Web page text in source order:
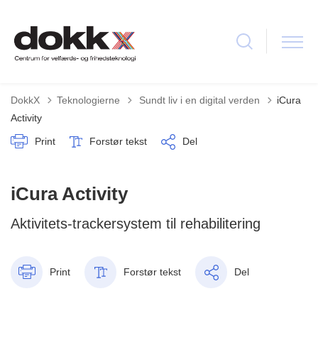
DokkX Teknologierne Tilbage til
Sundt liv i en digital verden
iCura
Activity
Print Forstør tekst Del
iCura Activity
Aktivitets-trackersystem til rehabilitering
Print Forstør tekst Del